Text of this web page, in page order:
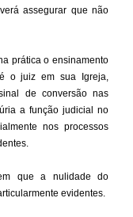
assegurar que não
prática o ensinamento
o juiz em sua Igreja,
de conversão nas
a função judicial no
nos processos
que a nulidade do
evidentes.